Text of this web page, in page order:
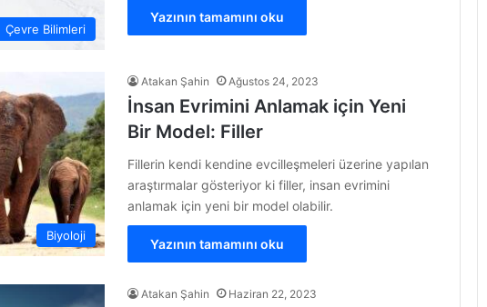
Çevre Bilimleri
Yazının tamamını oku
Biyoloji
Atakan Şahin Ağustos 24, 2023
İnsan Evrimini Anlamak için Yeni
Bir Model: Filler
Fillerin kendi kendine evcilleşmeleri üzerine yapılan
araştırmalar gösteriyor ki filler, insan evrimini
anlamak için yeni bir model olabilir.
Yazının tamamını oku
Atakan Şahin Haziran 22, 2023